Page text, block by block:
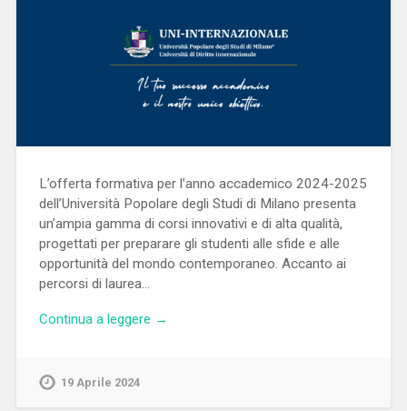
L’offerta formativa per l’anno accademico 2024-2025
dell’Università Popolare degli Studi di Milano presenta
un’ampia gamma di corsi innovativi e di alta qualità,
progettati per preparare gli studenti alle sfide e alle
opportunità del mondo contemporaneo. Accanto ai
percorsi di laurea…
Continua a leggere →
19 Aprile 2024